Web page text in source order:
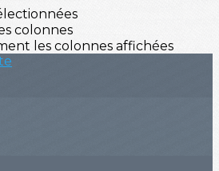
colonnes
les colonnes affichées